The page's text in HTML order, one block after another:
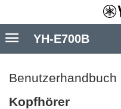
Benutzerhandbuch
Kopfhörer
YH-E700B